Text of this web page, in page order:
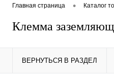
Главная страница • Каталог
Клемма
ВЕРНУТЬСЯ В РАЗДЕЛ